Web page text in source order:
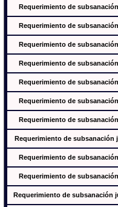
Requerimiento de
Requerimiento de
Requerimiento de
Requerimiento de
Requerimiento de
Requerimiento de
Requerimiento de
Requerimiento de subsanación
Requerimiento de
Requerimiento de
Requerimiento de subsanación